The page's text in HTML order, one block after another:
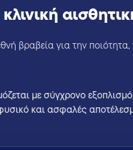
βραβεία για την
με σύγχρονο
και ασφαλές